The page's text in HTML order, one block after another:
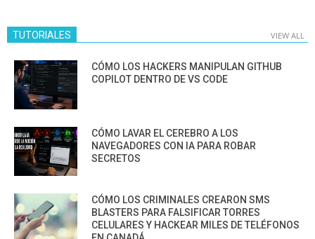
TUTORIALES VIEW ALL
CÓMO LOS HACKERS MANIPULAN GITHUB
COPILOT DENTRO DE VS CODE
CÓMO LAVAR EL CEREBRO A LOS
NAVEGADORES CON IA PARA ROBAR
SECRETOS
CÓMO LOS CRIMINALES CREARON SMS
BLASTERS PARA FALSIFICAR TORRES
CELULARES Y HACKEAR MILES DE TELÉFONOS